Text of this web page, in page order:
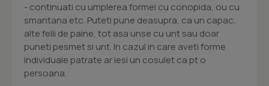
- continuati cu umplerea formei cu conopida, ou cu
smantana etc. Puteti pune deasupra, ca un capac,
alte felii de paine, tot asa unse cu unt sau doar
puneti pesmet si unt. In cazul in care aveti forme
individuale patrate ar iesi un cosulet ca pt o
persoana.